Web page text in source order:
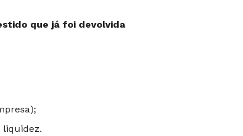
que já foi devolvida
liquidez.